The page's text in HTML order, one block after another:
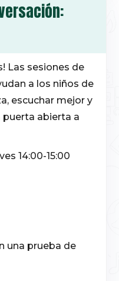
Las sesiones de
a los niños de
escuchar mejor y
puerta abierta a
14:00-15:00
una prueba de